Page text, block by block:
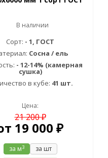
В наличии
Сорт: - 1, ГОСТ
Сосна / ель
- 12-14% (камерная
сушка)
в кубе: 41 шт.
Цена:
21 200 ₽
19 000 ₽
за м3 за шт